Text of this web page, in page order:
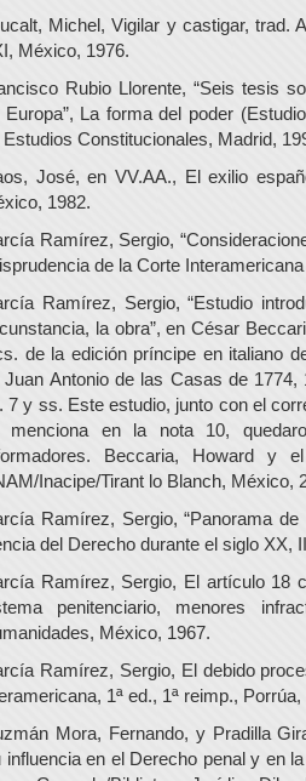
Michel, Vigilar y castigar, trad.
México, 1976.
Rubio Llorente, “Seis tesis
Europa”, La forma del poder
Estudios Constitucionales, Madrid,
José, en VV.AA., El exilio
1982.
Ramírez, Sergio,
de la Corte
Ramírez, Sergio, “Estudio
la obra”, en César
de la edición príncipe en italiano
Juan Antonio de las Casas de
7 y ss. Este estudio, junto con el
menciona en la nota 10,
Beccaria, Howard y
Inacipe/Tirant lo Blanch, México,
Ramírez, Sergio, “Panorama
del Derecho durante el siglo XX,
Ramírez, Sergio, El artículo 18
penitenciario, menores
México, 1967.
Ramírez, Sergio, El debido
1ª ed., 1ª reimp.,
Mora, Fernando, y Pradilla
influencia en el Derecho penal y en